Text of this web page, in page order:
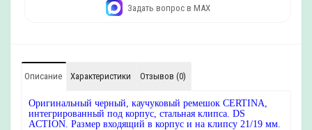
Задать вопрос в MAX
Описание Характеристики Отзывов (0)
Оригинальный черный, каучуковый ремешок CERTINA,
интегрированный под корпус, стальная клипса. DS
ACTION. Размер входящий в корпус и на клипсу 21/19 мм.